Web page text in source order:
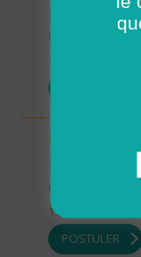
26 - Drôme
Infirmier
10/07/2026
POSTULER